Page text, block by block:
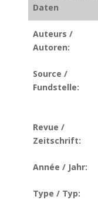
Daten
Auteurs /
Autoren:
Source /
Fundstelle:
Revue /
Zeitschrift:
Année / Jahr:
Type / Typ: